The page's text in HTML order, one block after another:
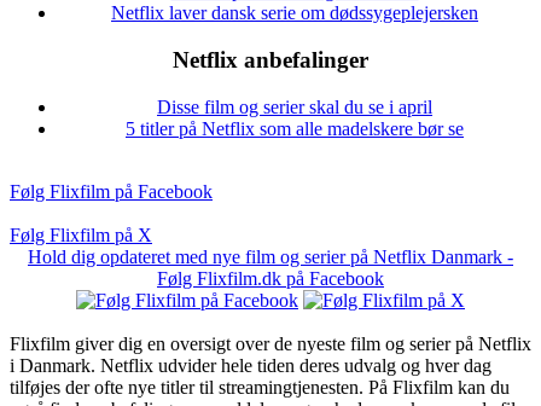
Netflix laver dansk serie om dødssygeplejersken
Netflix anbefalinger
Disse film og serier skal du se i april
5 titler på Netflix som alle madelskere bør se
Følg Flixfilm på Facebook
Følg Flixfilm på X
Hold dig opdateret med nye film og serier på Netflix Danmark -
Følg Flixfilm.dk på Facebook
Flixfilm giver dig en oversigt over de nyeste film og serier på Netflix
i Danmark. Netflix udvider hele tiden deres udvalg og hver dag
tilføjes der ofte nye titler til streamingtjenesten. På Flixfilm kan du